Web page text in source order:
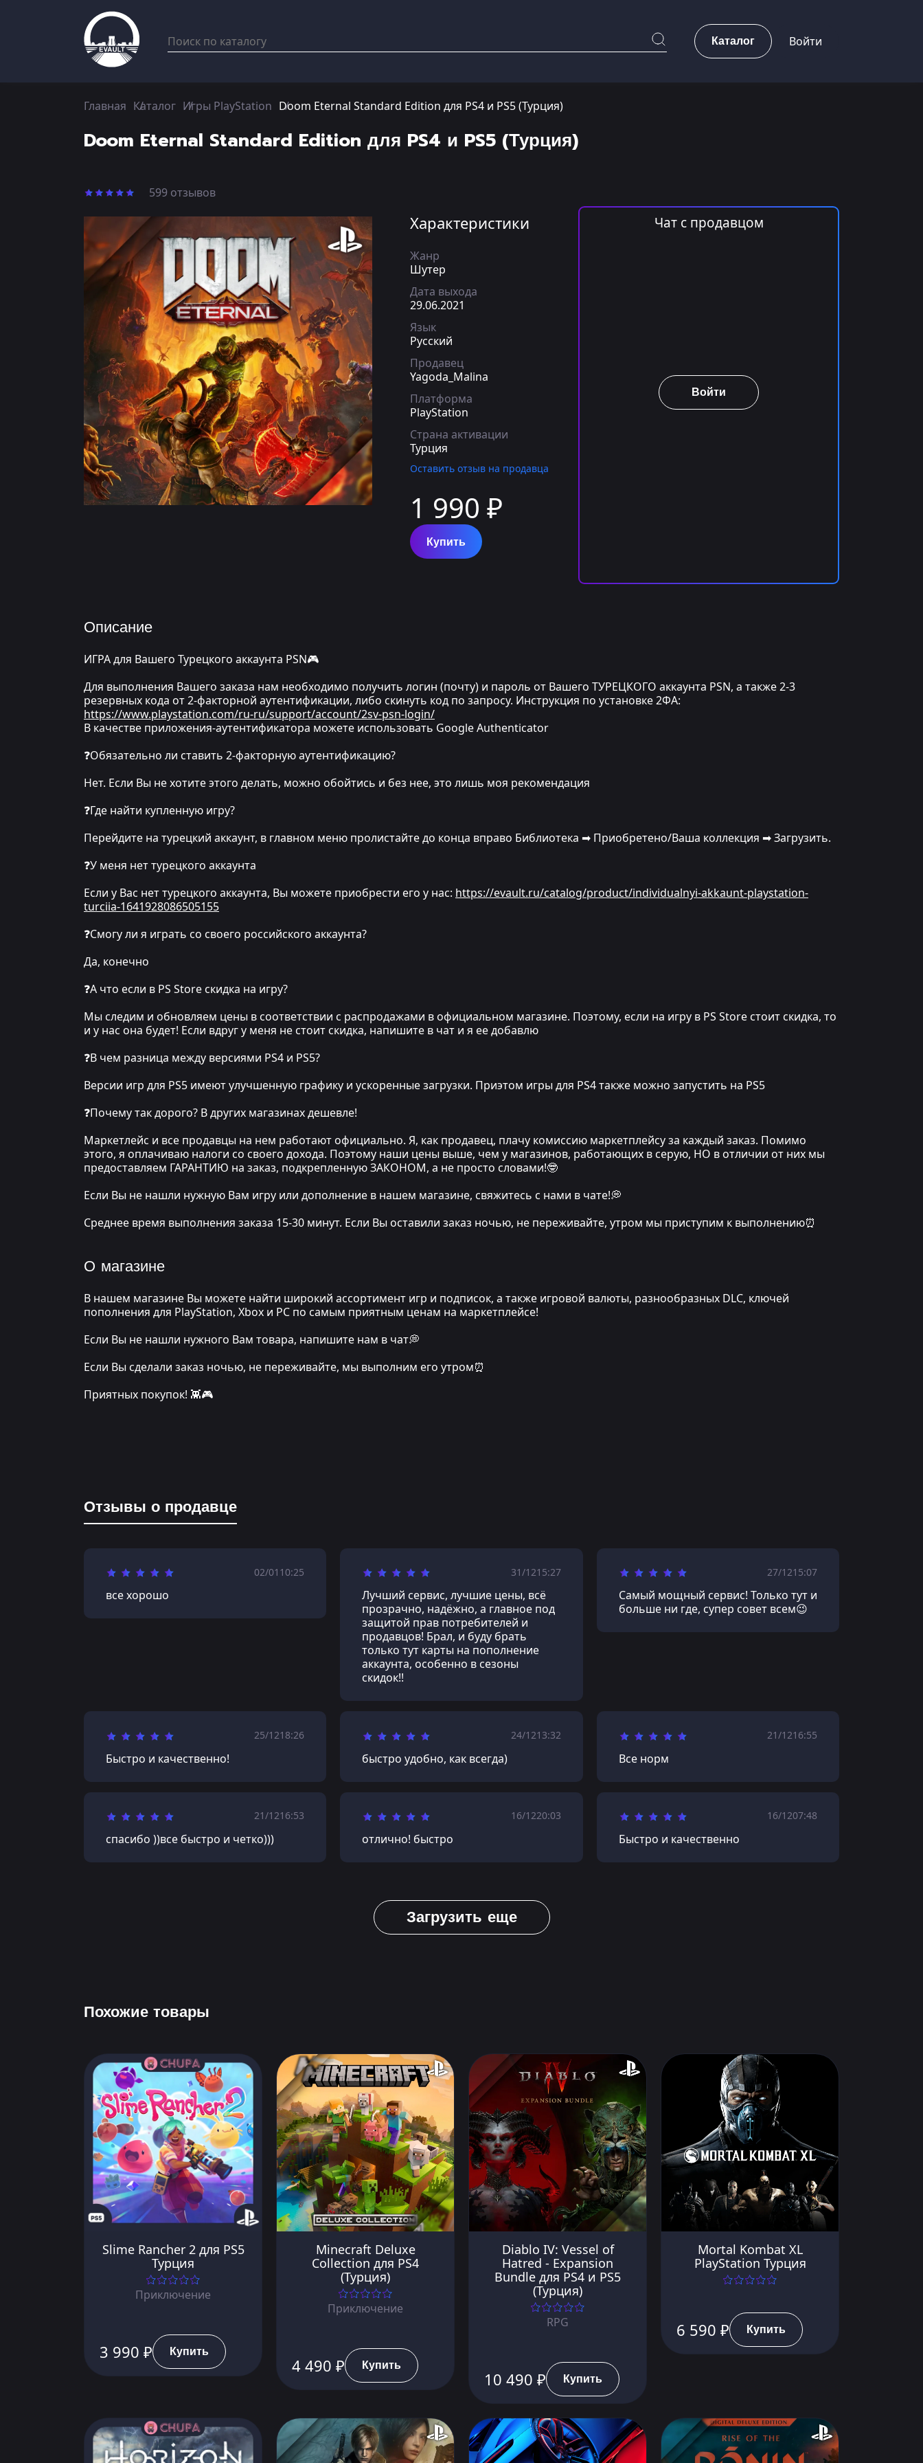
Каталог Войти
Главная Каталог Игры PlayStation Doom Eternal Standard Edition для PS4 и PS5 (Турция)
Doom Eternal Standard Edition для PS4 и PS5 (Турция)
599 отзывов
Характеристики
Жанр
Шутер
Дата выхода
29.06.2021
Язык
Русский
Продавец
Yagoda_Malina
Платформа
PlayStation
Страна активации
Турция
Оставить отзыв на продавца
1 990 ₽
Купить
Чат с продавцом
Войти
Описание
ИГРА для Вашего Турецкого аккаунта PSN🎮
Для выполнения Вашего заказа нам необходимо получить логин (почту) и пароль от Вашего ТУРЕЦКОГО аккаунта PSN, а также 2-3
резервных кода от 2-факторной аутентификации, либо скинуть код по запросу. Инструкция по установке 2ФА:
https://www.playstation.com/ru-ru/support/account/2sv-psn-login/
В качестве приложения-аутентификатора можете использовать Google Authenticator
❓Обязательно ли ставить 2-факторную аутентификацию?
Нет. Если Вы не хотите этого делать, можно обойтись и без нее, это лишь моя рекомендация
❓Где найти купленную игру?
Перейдите на турецкий аккаунт, в главном меню пролистайте до конца вправо Библиотека ➡ Приобретено/Ваша коллекция ➡ Загрузить.
❓У меня нет турецкого аккаунта
Если у Вас нет турецкого аккаунта, Вы можете приобрести его у нас: https://evault.ru/catalog/product/individualnyi-akkaunt-playstation-
turciia-1641928086505155
❓Смогу ли я играть со своего российского аккаунта?
Да, конечно
❓А что если в PS Store скидка на игру?
Мы следим и обновляем цены в соответствии с распродажами в официальном магазине. Поэтому, если на игру в PS Store стоит скидка, то
и у нас она будет! Если вдруг у меня не стоит скидка, напишите в чат и я ее добавлю
❓В чем разница между версиями PS4 и PS5?
Версии игр для PS5 имеют улучшенную графику и ускоренные загрузки. Приэтом игры для PS4 также можно запустить на PS5
❓Почему так дорого? В других магазинах дешевле!
Маркетлейс и все продавцы на нем работают официально. Я, как продавец, плачу комиссию маркетплейсу за каждый заказ. Помимо
этого, я оплачиваю налоги со своего дохода. Поэтому наши цены выше, чем у магазинов, работающих в серую, НО в отличии от них мы
предоставляем ГАРАНТИЮ на заказ, подкрепленную ЗАКОНОМ, а не просто словами!🤓
Если Вы не нашли нужную Вам игру или дополнение в нашем магазине, свяжитесь с нами в чате!💭
Среднее время выполнения заказа 15-30 минут. Если Вы оставили заказ ночью, не переживайте, утром мы приступим к выполнению⏰
О магазине
В нашем магазине Вы можете найти широкий ассортимент игр и подписок, а также игровой валюты, разнообразных DLC, ключей
пополнения для PlayStation, Xbox и PC по самым приятным ценам на маркетплейсе!
Если Вы не нашли нужного Вам товара, напишите нам в чат💭
Если Вы сделали заказ ночью, не переживайте, мы выполним его утром⏰
Приятных покупок! 👾🎮
Отзывы о продавце
02/01 10:25
все хорошо
31/1215:27
Лучший сервис, лучшие цены, всё
прозрачно, надёжно, а главное под
защитой прав потребителей и
продавцов! Брал, и буду брать
только тут карты на пополнение
аккаунта, особенно в сезоны
скидок!!
27/1215:07
Самый мощный сервис! Только тут и
больше ни где, супер совет всем😉
25/1218:26
Быстро и качественно!
24/1213:32
быстро удобно, как всегда)
21/1216:55
Все норм
21/1216:53
спасибо ))все быстро и четко)))
16/1220:03
отлично! быстро
16/1207:48
Быстро и качественно
Загрузить еще
Похожие товары
Slime Rancher 2 для PS5
Турция
Приключение
3 990 ₽ Купить
Minecraft Deluxe
Collection для PS4
(Турция)
Приключение
4 490 ₽ Купить
Diablo IV: Vessel of
Hatred - Expansion
Bundle для PS4 и PS5
(Турция)
RPG
10 490 ₽ Купить
Mortal Kombat XL
PlayStation Турция
6 590 ₽ Купить